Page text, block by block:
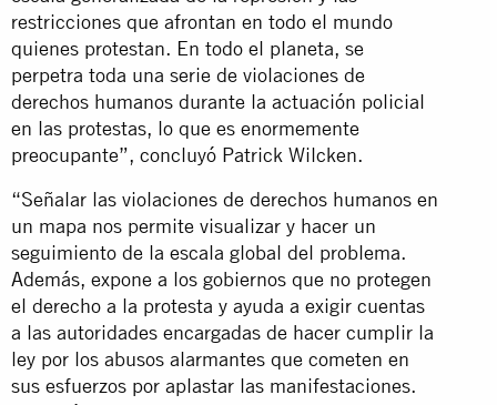
restricciones que afrontan en todo el mundo
quienes protestan. En todo el planeta, se
perpetra toda una serie de violaciones de
derechos humanos durante la actuación policial
en las protestas, lo que es enormemente
preocupante”, concluyó Patrick Wilcken.
“Señalar las violaciones de derechos humanos en
un mapa nos permite visualizar y hacer un
seguimiento de la escala global del problema.
Además, expone a los gobiernos que no protegen
el derecho a la protesta y ayuda a exigir cuentas
a las autoridades encargadas de hacer cumplir la
ley por los abusos alarmantes que cometen en
sus esfuerzos por aplastar las manifestaciones.